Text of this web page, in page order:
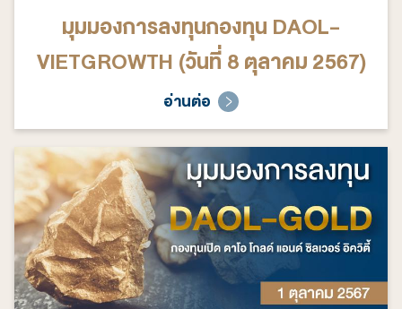
มุมมองการลงทุนกองทุน DAOL-
VIETGROWTH (วันที่ 8 ตุลาคม 2567)
อ่านต่อ